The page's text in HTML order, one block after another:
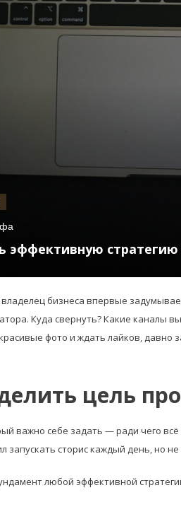
эффективную
владелец бизнеса впервые
Куда свернуть? Какие каналы
фото и ждать лайков, давно
цель
важно себе задать — ради чего всё
запускать сторис каждый день, но
любой эффективной